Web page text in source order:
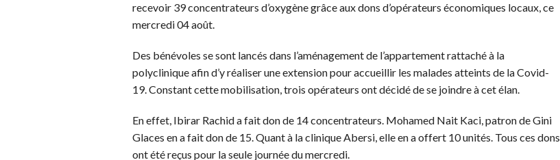
recevoir 39 concentrateurs d’oxygène grâce aux dons d’opérateurs économiques locaux, ce
mercredi 04 août.
Des bénévoles se sont lancés dans l’aménagement de l’appartement rattaché à la
polyclinique afin d’y réaliser une extension pour accueillir les malades atteints de la Covid-
19. Constant cette mobilisation, trois opérateurs ont décidé de se joindre à cet élan.
En effet, Ibirar Rachid a fait don de 14 concentrateurs. Mohamed Nait Kaci, patron de Gini
Glaces en a fait don de 15. Quant à la clinique Abersi, elle en a offert 10 unités. Tous ces dons
ont été reçus pour la seule journée du mercredi.